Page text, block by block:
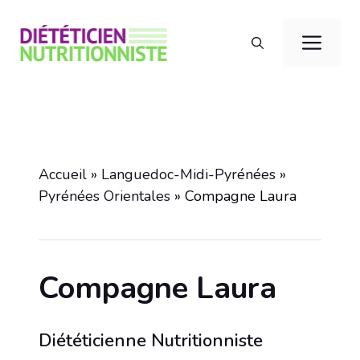
contenu
Accueil » Languedoc-Midi-Pyrénées »
Pyrénées Orientales » Compagne Laura
Compagne Laura
Diététicienne Nutritionniste